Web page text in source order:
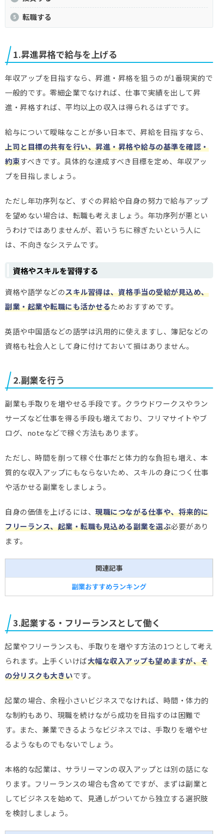
転職する
1.昇進昇格で給与を上げる
年収アップを目指すなら、昇進・昇格を狙うのが1番現実的で
一般的です。零細企業でなければ、仕事で実績を出して昇
進・昇格すれば、平均以上の収入は得られるはずです。
給与について曖昧なことが多い日本で、昇給を目指すなら、
上司と目標の共有を行い、昇進・昇格や給与の基準を確認・
約束すべきです。具体的な達成すべき目標を定め、年収アッ
プを目指しましょう。
ただし年功序列など、すぐの昇給や自身の努力で給与アップ
を望めない場合は、転職も考えましょう。年功序列が悪とい
うわけではありませんが、若いうちに稼ぎたいという人に
は、不向きなシステムです。
資格やスキルを習得する
資格や語学などのスキル習得は、資格手当の受給が見込め、
副業・起業や転職にも活かせるためおすすめです。
英語や中国語などの語学は汎用的に使えますし、簿記などの
資格も社会人として身に付けておいて損はありません。
2.副業を行う
副業も手取りを増やせる手段です。クラウドワークスやラン
サーズなど仕事を得る手段も増えており、フリマサイトやブ
ログ、noteなどで稼ぐ方法もあります。
ただし、時間を削って稼ぐ仕事だと体力的な負担も増え、本
質的な収入アップにもならないため、スキルの身につく仕事
や活かせる副業をしましょう。
自身の価値を上げるには、 現職につながる仕事や、将来的に
フリーランス、起業・転職も見込める副業を選ぶ必要があり
ます。
関連記事
副業おすすめランキング
3.起業する・フリーランスとして働く
起業やフリーランスも、手取りを増やす方法の1つとして考え
られます。上手くいけば大幅な収入アップも望めますが、そ
の分リスクも大きいです。
起業の場合、余程小さいビジネスでなければ、時間・体力的
な制約もあり、現職を続けながら成功を目指すのは困難で
す。また、兼業できるようなビジネスでは、手取りを増やせ
るようなものでもないでしょう。
本格的な起業は、サラリーマンの収入アップとは別の話にな
ります。フリーランスの場合も含めてですが、まずは副業と
してビジネスを始めて、見通しがついてから独立する選択肢
を検討しましょう。